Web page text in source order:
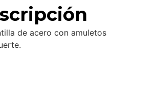
de acero con amuletos